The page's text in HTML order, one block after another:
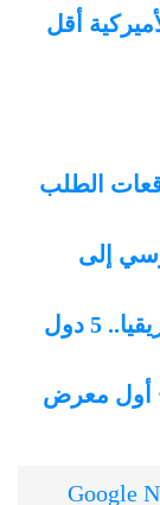
أقل
الطلب
إلى
تطورات الطاقة المتجددة في أفريقيا.. 5 دول
أول معرض